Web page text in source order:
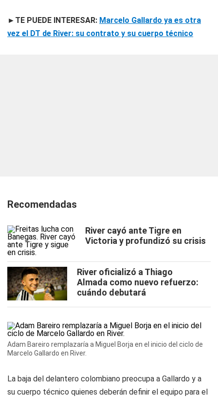
►TE PUEDE INTERESAR: Marcelo Gallardo ya es otra
vez el DT de River: su contrato y su cuerpo técnico
Recomendadas
River cayó ante Tigre en
Victoria y profundizó su crisis
River oficializó a Thiago
Almada como nuevo refuerzo:
cuándo debutará
Adam Bareiro remplazaría a Miguel Borja en el inicio del ciclo de
Marcelo Gallardo en River.
La baja del delantero colombiano preocupa a Gallardo y a
su cuerpo técnico quienes deberán definir el equipo para el